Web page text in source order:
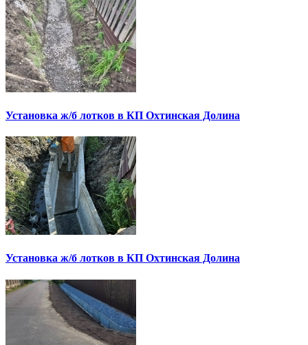
Установка ж/б лотков в КП Охтинская Долина
Установка ж/б лотков в КП Охтинская Долина